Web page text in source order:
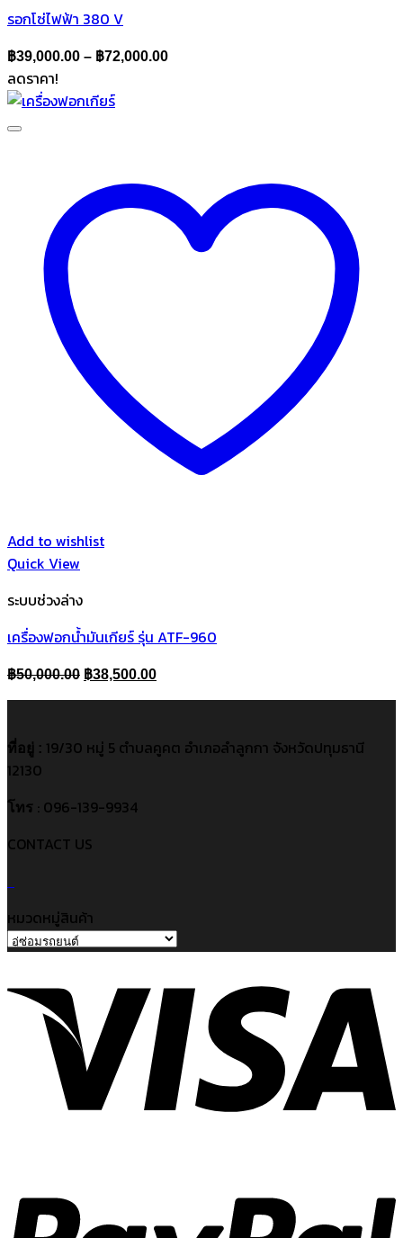
รอกโซ่ไฟฟ้า 380 V
฿39,000.00 – ฿72,000.00Price
ลดราคา!
Add to wishlist
Quick View
ระบบช่วงล่าง
เครื่องฟอกน้ำมันเกียร์ รุ่น ATF-960
฿50,000.00 Original
฿50,000.00.
฿38,500.00Current
฿38,500.00.
ที่อยู่ : 19/30 หมู่ 5 ตำบลคูคต อำเภอลำลูกกา จังหวัดปทุมธานี
12130
โทร : 096-139-9934
CONTACT US
หมวดหมู่สินค้า